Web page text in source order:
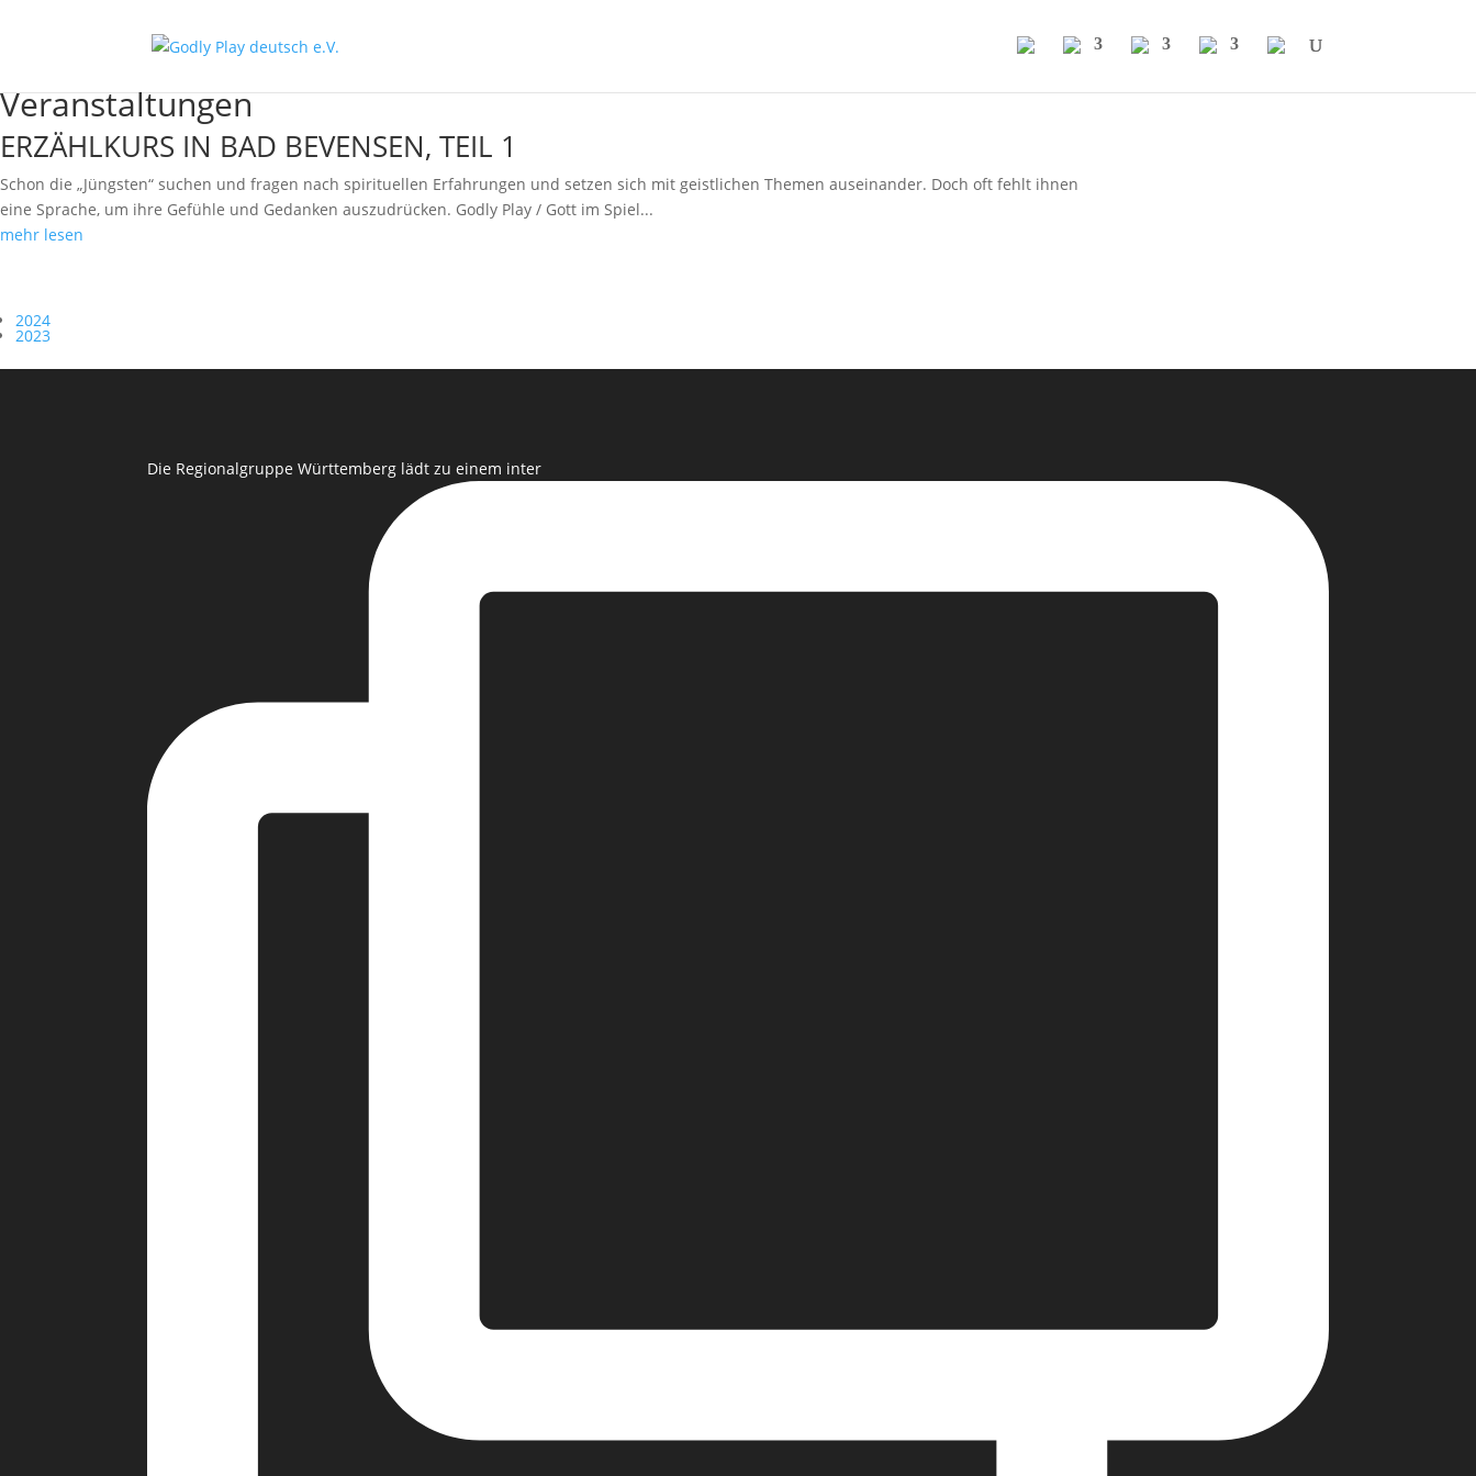
Veranstaltungen
ERZÄHLKURS IN BAD BEVENSEN, TEIL 1
Schon die „Jüngsten“ suchen und fragen nach spirituellen Erfahrungen und setzen sich mit geistlichen Themen auseinander. Doch oft fehlt ihnen
eine Sprache, um ihre Gefühle und Gedanken auszudrücken. Godly Play / Gott im Spiel...
mehr lesen
2024
2023
Die Regionalgruppe Württemberg lädt zu einem inter